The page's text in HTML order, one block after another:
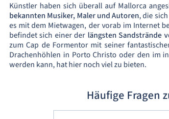
Künstler haben sich überall auf Mallorca
bekannten Musiker, Maler und Autoren, die
es mit dem Mietwagen, der vorab im Internet
befindet sich einer der längsten Sandstrände
zum Cap de Formentor mit seiner
Drachenhöhlen in Porto Christo oder den im
werden kann, hat hier noch viel zu bieten.
Häufige Fragen